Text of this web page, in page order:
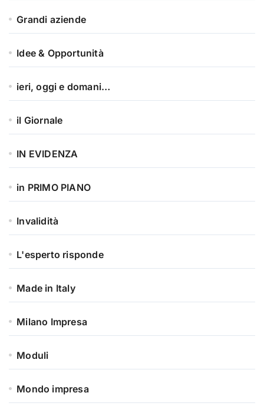
Grandi aziende
Idee & Opportunità
ieri, oggi e domani…
il Giornale
IN EVIDENZA
in PRIMO PIANO
Invalidità
L'esperto risponde
Made in Italy
Milano Impresa
Moduli
Mondo impresa